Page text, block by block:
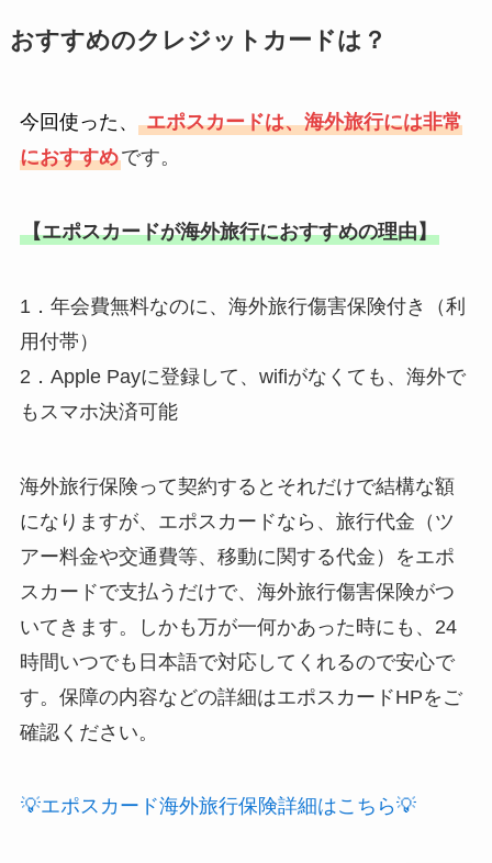
おすすめのクレジットカードは？
今回使った、 エポスカードは、海外旅行には非常
におすすめです。
【エポスカードが海外旅行におすすめの理由】
1．年会費無料なのに、海外旅行傷害保険付き（利
用付帯）
2．Apple Payに登録して、wifiがなくても、海外で
もスマホ決済可能
海外旅行保険って契約するとそれだけで結構な額
になりますが、エポスカードなら、旅行代金（ツ
アー料金や交通費等、移動に関する代金）をエポ
スカードで支払うだけで、海外旅行傷害保険がつ
いてきます。しかも万が一何かあった時にも、24
時間いつでも日本語で対応してくれるので安心で
す。保障の内容などの詳細はエポスカードHPをご
確認ください。
💡エポスカード海外旅行保険詳細はこちら💡